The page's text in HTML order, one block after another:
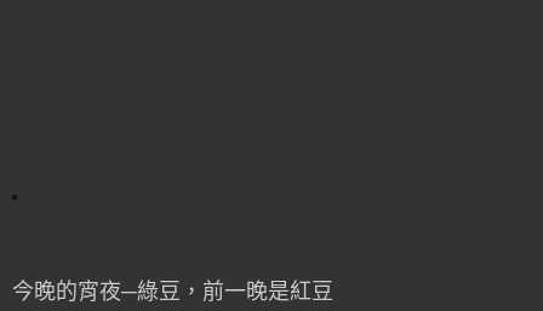
今晚的宵夜─綠豆，前一晚是紅豆